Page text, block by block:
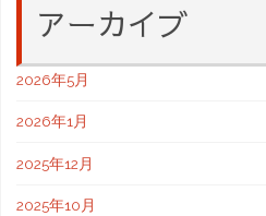
アーカイブ
2026年5月
2026年1月
2025年12月
2025年10月